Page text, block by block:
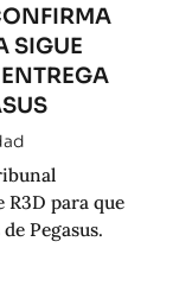
SIGUE
para que
Pegasus.